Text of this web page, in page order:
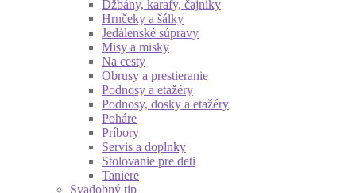
Džbány, karafy, čajníky
Hrnčeky a šálky
Jedálenské súpravy
Misy a misky
Na cesty
Obrusy a prestieranie
Podnosy a etažéry
Podnosy, dosky a etažéry
Poháre
Príbory
Servis a doplnky
Stolovanie pre deti
Taniere
Svadobný tip